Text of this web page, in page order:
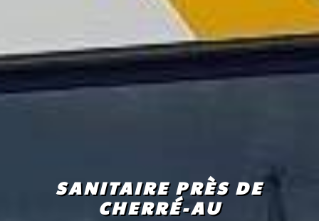
SANITAIRE PRÈS DE
CHERRÉ-AU